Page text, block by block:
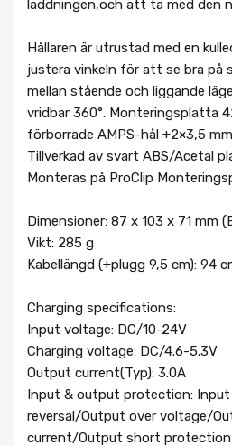
laddningen,och att ta med den
Hållaren är utrustad med en
justera vinkeln för att se bra på
mellan stående och liggande
vridbar 360°. Monteringsplatta
förborrade AMPS-hål +2×3,5
Tillverkad av svart ABS/Acetal
Monteras på ProClip
Dimensioner: 87 x 103 x 71 mm
Vikt: 285 g
Kabellängd (+plugg 9,5 cm): 94
Charging specifications:
Input voltage: DC/10-24V
Charging voltage: DC/4.6-5.3V
Output current(Typ): 3.0A
Input & output protection:
reversal/Output over voltage/
current/Output short protection